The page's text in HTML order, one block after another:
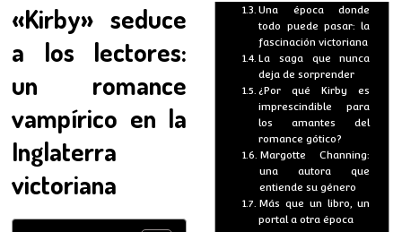
«Kirby» seduce
a los lectores:
un romance
vampírico en la
Inglaterra
victoriana
Una época donde
todo puede pasar: la
fascinación victoriana
La saga que nunca
deja de sorprender
¿Por qué Kirby es
imprescindible para
los amantes del
romance gótico?
Margotte Channing:
una autora que
entiende su género
Más que un libro, un
portal a otra época